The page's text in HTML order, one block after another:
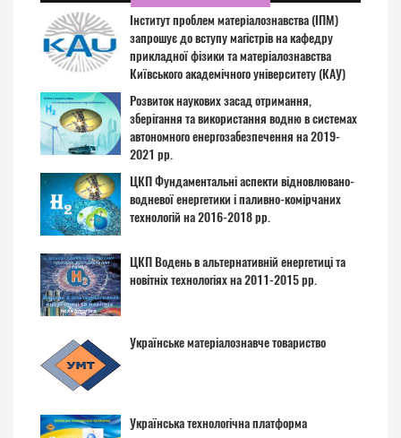
Інститут проблем матеріалознавства (ІПМ)
запрошує до вступу магістрів на кафедру
прикладної фізики та матеріалознавства
Київського академічного університету (КАУ)
Розвиток наукових засад отримання,
зберігання та використання водню в системах
автономного енергозабезпечення на 2019-
2021 рр.
ЦКП Фундаментальні аспекти відновлювано-
водневої енергетики і паливно-комірчаних
технологій на 2016-2018 рр.
ЦКП Водень в альтернативній енергетиці та
новітніх технологіях на 2011-2015 рр.
Українське матеріалознавче товариство
Українська технологічна платформа